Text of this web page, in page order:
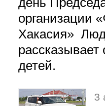
организации
Хакасия»
детей.
3